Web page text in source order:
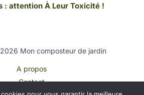
: attention À Leur Toxicité !
Mon composteur de jardin
A propos
Contact